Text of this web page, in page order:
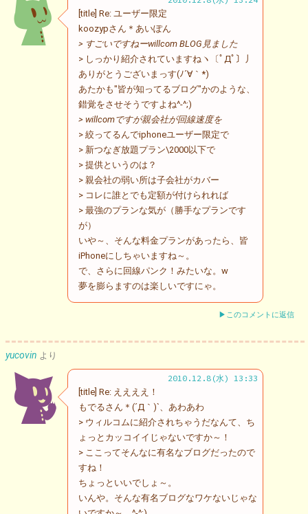
[title] Re: ユーザー限定
koozypさん＊あいぽん
> すごいですねーwillcom BLOG見ました
> しっかり紹介されていますねヽ〔ﾟДﾟ〕丿
ありがとうございまっす(ﾉ´∀｀*)
あたかも"皆が知ってるブログ"かのような、
錯覚をさせそうですよね^-^;)
> willcomですが親会社が回線速度を
> 絞ってるんでiphoneユーザー限定で
> 新つなぎ放題プラン\2000以下で
> 提供というのは？
> 親会社の弱い所は子会社がカバー
> コレに誰とでも定額が付けられれば
> 最強のプランな気が（勝手なプランです
が）
いや～、そんな料金プランがあったら、皆
iPhoneにしちゃいますね～。
で、さらに回線パンク！みたいな。w
夢を膨らますのは楽しいですにゃ。
▶このコメントに返信
yucovin より
2010.12.8(水) 13:33
[title] Re: ええええ！
もでるさん＊(´Д｀)`、あわあわ
> ウィルコムに紹介されちゃうだなんて、ち
ょっとカッコイイじゃないですか～！
> ここってそんなに有名なブログだったので
すね！
ちょっといいでしょ～。
いんや。そんな有名ブログなワケないじゃな